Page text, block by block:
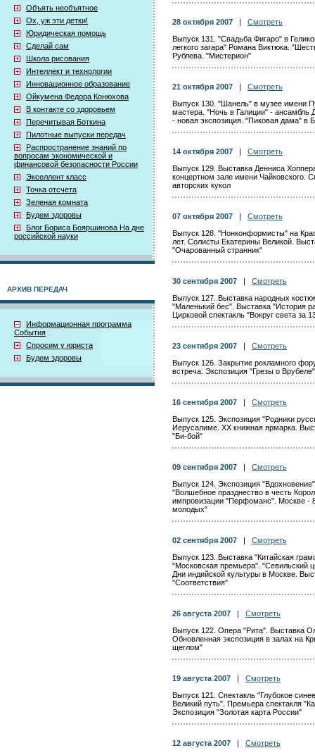
Объять необъятное
Ох, уж эти детки!
Юридическая помощь
Сделай сам
Школа рисования
Интеллект и технологии
Инновационное образование
Ойкумена Федора Конюхова
В контакте со здоровьем
Перечитывая Боткина
Пилотные выпуски передач
Распространение знаний по
вопросам экономической и
финансовой безопасности России
Экселлент класс
Точка отсчета
Зеленая комната
Будем здоровы
Блог Бориса Бояршинова На дне
российской науки
АРХИВ ПЕРЕДАЧ
Информационная программа
События
Спросим у юриста
Будем здоровы
28 октября 2007
Смотреть
Выпуск 131. "Свадьба Фигаро" в
легкого загара" Романа Виктюка.
Рублева. "Мистерион"
21 октября 2007
Смотреть
Выпуск 130. "Шанель" в музее имени
мастера. "Ночь в Галиции" - ансамбль
- новая экспозиция. "Пиковая дама" в
14 октября 2007
Смотреть
Выпуск 129. Выставка Денниса
концертном зале имени Чайковского.
авторских кукол
07 октября 2007
Смотреть
Выпуск 128. "Нонконформисты" на
лет. Солисты Екатерины Великой.
"Очарованный странник"
30 сентября 2007
Смотреть
Выпуск 127. Выставка народных
"Маленький бес". Выставка "История
Цирковой спектакль "Вокруг света за
23 сентября 2007
Смотреть
Выпуск 126. Закрытие рекламного
встреча. Экспозиция "Грезы о
16 сентября 2007
Смотреть
Выпуск 125. Экспозиция "Родники
Иерусалиме. XX книжная ярмарка.
"Би-бой"
09 сентября 2007
Смотреть
Выпуск 124. Экспозиция
"Волшебное празднество в честь
импровизации "Перфоманс". Москве -
молодых"
02 сентября 2007
Смотреть
Выпуск 123. Выставка "Китайская
"Московская премьера". "Севильский
Дни индийской культуры в Москве.
"Соответствия"
26 августа 2007
Смотреть
Выпуск 122. Опера "Рита". Выставка
Обновленная экспозиция в залах на
щеглом"
19 августа 2007
Смотреть
Выпуск 121. Спектакль "Глубокое
Великий путь". Премьера спектакля
Экспозиция "Золотая карта России"
12 августа 2007
Смотреть